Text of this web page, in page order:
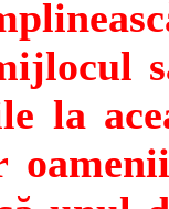
la